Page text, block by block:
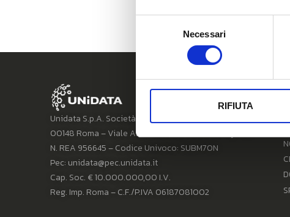
consenso
Necessari
RIFIUTA
Unidata S.p.A. Società Benefit
00148 Roma – Viale A. G. Eiffel, 100 Commercity M26
N. REA 956645 – Codice Univoco: SUBM70N
Pec: unidata@pec.unidata.it
Cap. Soc. € 10.000.000,00 I.V.
Reg. Imp. Roma – C.F./P.IVA 06187081002